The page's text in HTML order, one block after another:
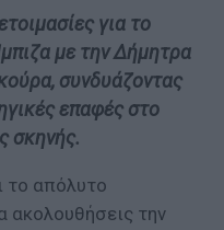
για το
με την Δήμητρα
συνδυάζοντας
επαφές στο
σκηνής.
το απόλυτο
ακολουθήσεις την